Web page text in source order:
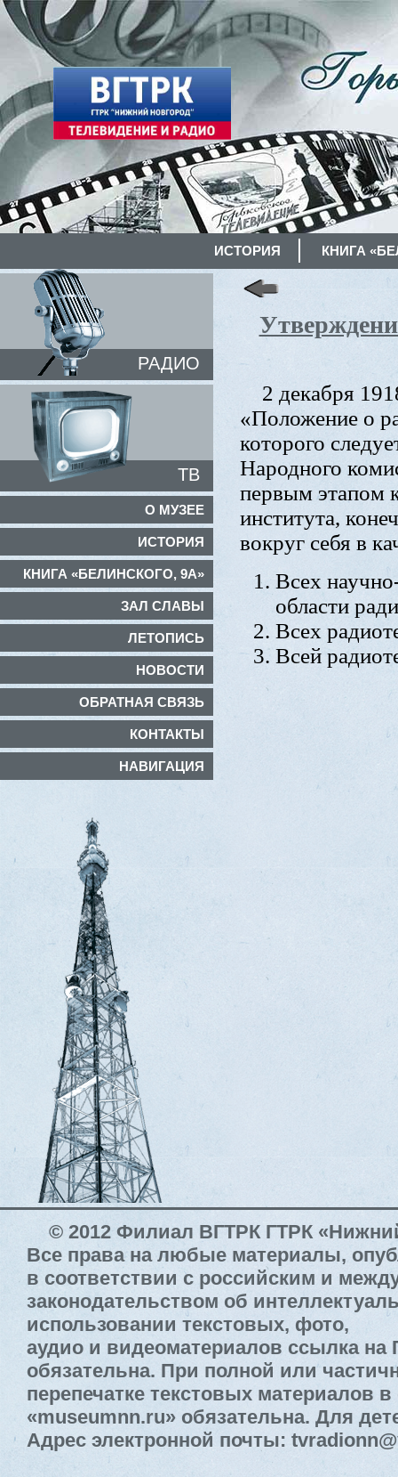
ИСТОРИЯ КНИГА
РАДИО
ТВ
О МУЗЕЕ
ИСТОРИЯ
КНИГА «БЕЛИНСКОГО, 9А»
ЗАЛ СЛАВЫ
ЛЕТОПИСЬ
НОВОСТИ
ОБРАТНАЯ СВЯЗЬ
КОНТАКТЫ
НАВИГАЦИЯ
2 декабря
«Положение о
которого
Народного
первым этапом
института,
вокруг себя в
Всех
области
Всех
Всей
© 2012 Филиал ВГТРК ГТРК
Все права на любые материалы,
в соответствии с российским и
законодательством об
использовании текстовых, фото,
аудио и видеоматериалов ссылка
обязательна. При полной или
перепечатке текстовых материалов
«museumnn.ru» обязательна. Для
Адрес электронной почты: